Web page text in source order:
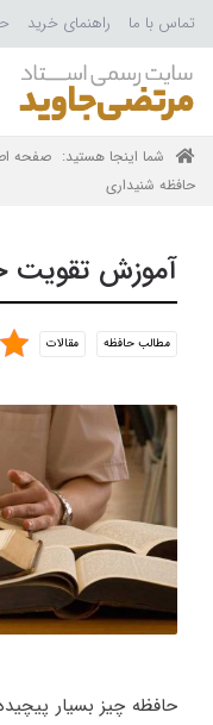
تماس با ما راهنمای خرید
شما اینجا هستید: صفحه
حافظه شنیداری
آموزش تقویت
مطالب حافظه مقالات
حافظه چیز بسیار